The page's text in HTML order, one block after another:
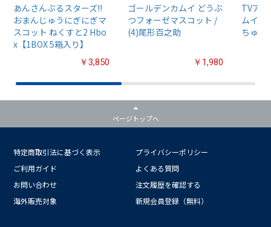
あんさんぶるスターズ!!
おまんじゅうにぎにぎマ
スコット ねくすと2 Hbo
x【1BOX 5箱入り】
￥3,850
ゴールデンカムイ どうぶ
つフォーゼマスコット /
(4)尾形百之助
￥1,980
TVア
ムイ』
ちゅる
ページトップへ
特定商取引法に基づく表示
プライバシーポリシー
ご利用ガイド
よくある質問
お問い合わせ
注文履歴を確認する
海外販売対象
新規会員登録（無料）